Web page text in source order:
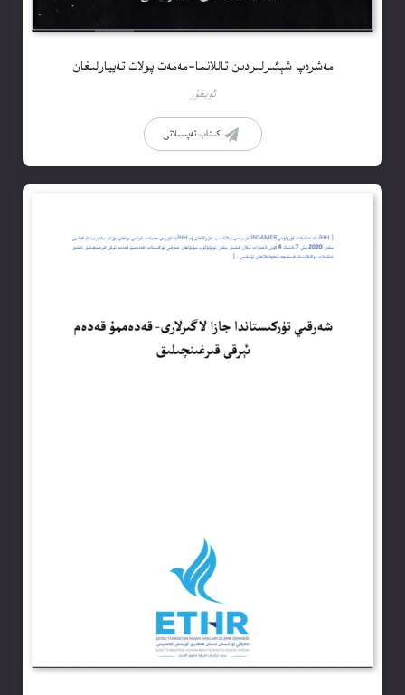
مەشرەپ شېئىرلىردىن تاللانما-مەمەت پولات تەييارلىغان
ئۇيغۇر
كىتاب تەپسىلاتى